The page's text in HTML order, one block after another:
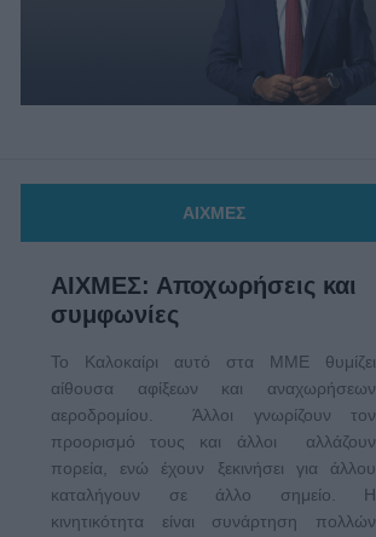
ΑΙΧΜΕΣ
ΑΙΧΜΕΣ: Αποχωρήσεις και
συμφωνίες
Το Καλοκαίρι αυτό στα ΜΜΕ θυμίζει
αίθουσα αφίξεων και αναχωρήσεων
αεροδρομίου. Άλλοι γνωρίζουν τον
προορισμό τους και άλλοι αλλάζουν
πορεία, ενώ έχουν ξεκινήσει για άλλου
καταλήγουν σε άλλο σημείο. Η
κινητικότητα είναι συνάρτηση πολλών